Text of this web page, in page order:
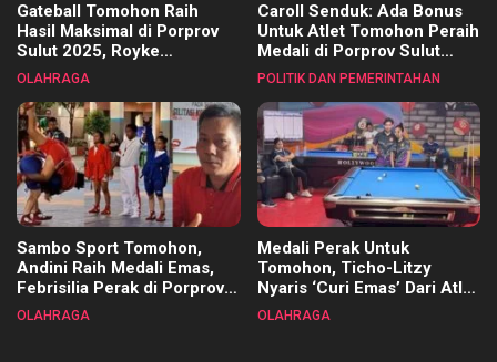
Gateball Tomohon Raih
Hasil Maksimal di Porprov
Sulut 2025, Royke
Tangkawarouw Ucapkan
OLAHRAGA
Caroll Senduk: Ada Bonus
Untuk Atlet Tomohon Peraih
Medali di Porprov Sulut
2025
POLITIK DAN PEMERINTAHAN
Sambo Sport Tomohon,
Andini Raih Medali Emas,
Febrisilia Perak di Porprov
Sulut 2025
OLAHRAGA
Medali Perak Untuk
Tomohon, Ticho-Litzy
Nyaris ‘Curi Emas’ Dari Atlet
Biliar PON di Porprov Sulut
OLAHRAGA